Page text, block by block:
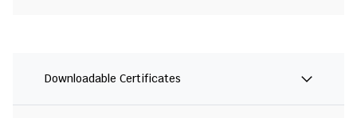
Downloadable Certificates